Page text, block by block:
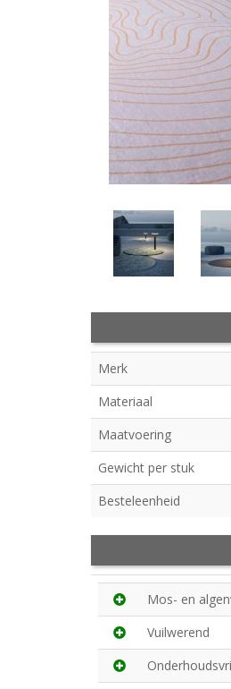
Merk
Materiaal
Maatvoering
Gewicht per stuk
Besteleenheid
Mos- en
Vuilwerend